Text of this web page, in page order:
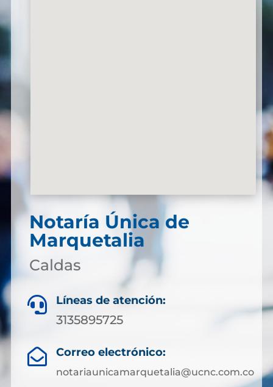
Notaría Única de
Marquetalia
Caldas
 Líneas de atención:
3135895725
 Correo electrónico:
notariaunicamarquetalia@ucnc.com.co